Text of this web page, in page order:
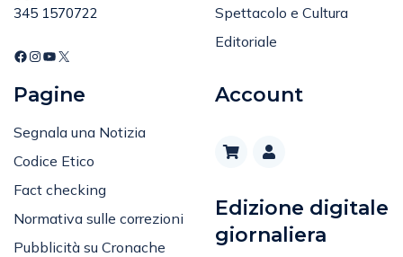
345 1570722
Spettacolo e Cultura
Editoriale
Pagine
Segnala una Notizia
Codice Etico
Fact checking
Normativa sulle correzioni
Pubblicità su Cronache
Account
Edizione digitale
giornaliera